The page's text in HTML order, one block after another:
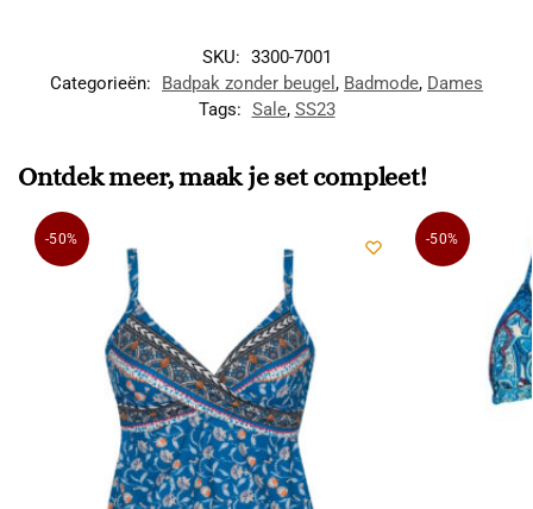
SKU: 3300-7001
Categorieën:
Badpak zonder beugel , Badmode, Dames
Tags: Sale, SS23
Ontdek meer, maak je set compleet!
-50% -50%